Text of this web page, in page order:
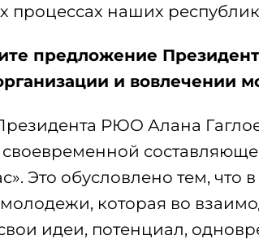
процессах наших
предложение
и вовлечении
РЮО Алана
Это обусловлено тем, что
которая во
идеи, потенциал,